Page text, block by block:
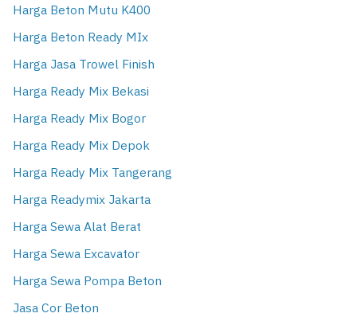
Harga Beton Mutu K400
Harga Beton Ready MIx
Harga Jasa Trowel Finish
Harga Ready Mix Bekasi
Harga Ready Mix Bogor
Harga Ready Mix Depok
Harga Ready Mix Tangerang
Harga Readymix Jakarta
Harga Sewa Alat Berat
Harga Sewa Excavator
Harga Sewa Pompa Beton
Jasa Cor Beton